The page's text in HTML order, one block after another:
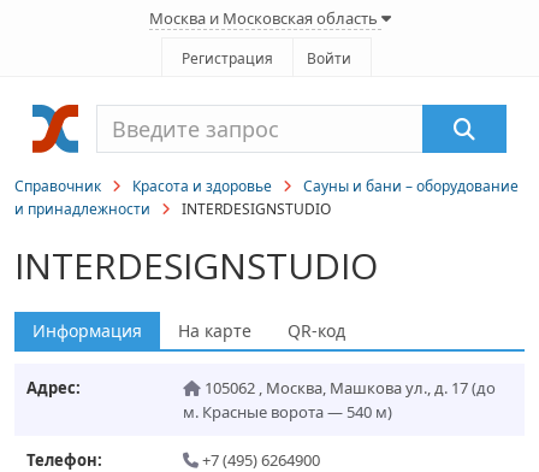
Москва и Московская область
Регистрация Войти
Справочник Красота и здоровье
Сауны и бани – оборудование
и принадлежности
INTERDESIGNSTUDIO
INTERDESIGNSTUDIO
Информация На карте QR-код
Адрес: 105062 , Москва, Машкова ул., д. 17(до
м. Красные ворота — 540 м)
Телефон: +7 (495) 6264900